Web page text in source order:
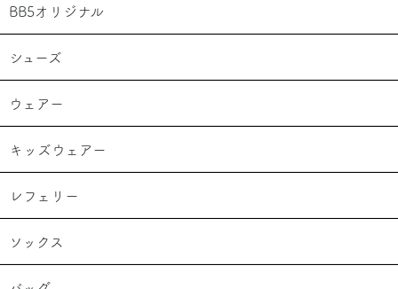
BB5オリジナル
シューズ
ウェアー
キッズウェアー
レフェリー
ソックス